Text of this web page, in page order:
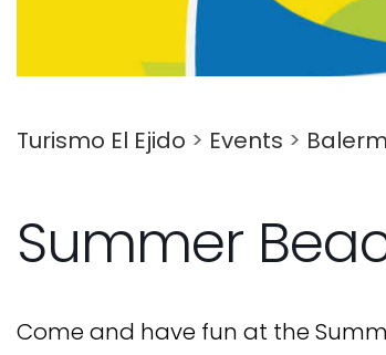
Turismo El Ejido > Events >
Summer
Come and have fun at the